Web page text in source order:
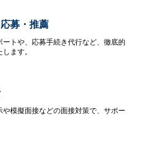
募・推薦
ートや、応募手続き代行など、徹底的
ます。
や模擬面接などの面接対策で、サポー